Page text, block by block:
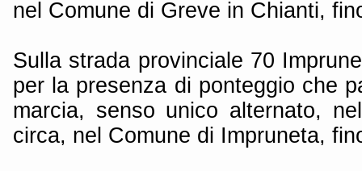
nel Comune di Greve in Chianti,
Sulla strada provinciale 70
per la presenza di ponteggio che
marcia, senso unico alternato,
circa, nel Comune di Impruneta,